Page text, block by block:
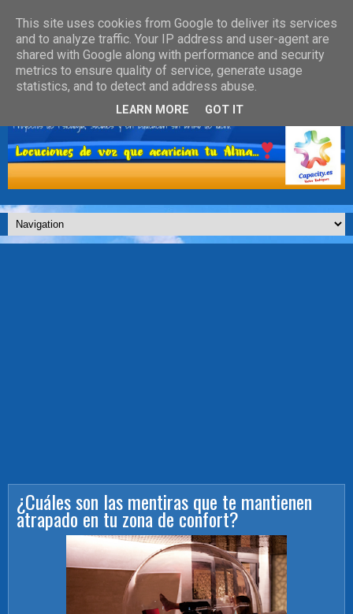
¿Cuáles son las mentiras que te mantienen
atrapado en tu zona de confort?
This site uses cookies from Google to deliver its services
and to analyze traffic. Your IP address and user-agent are
shared with Google along with performance and security
metrics to ensure quality of service, generate usage
statistics, and to detect and address abuse.
LEARN MORE GOT IT